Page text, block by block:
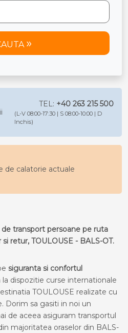
TEL: +40 263 215 500
(L-V 08:00-17:30 | S 08:00-10:00 | D
Inchis)
de calatorie actuale
de transport persoane pe ruta
si retur, TOULOUSE - BALS-OT.
siguranta si confortul
dispozitie curse internationale
TOULOUSE realizate cu
Dorim sa gasiti in noi un
de aceea asiguram transportul
majoritatea oraselor din BALS-